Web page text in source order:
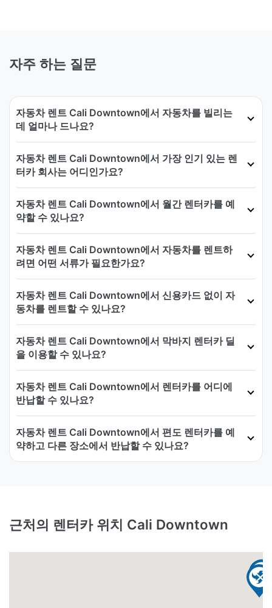
자주 하는 질문
자동차 렌트 Cali Downtown에서 자동차를 빌리는
데 얼마나 드나요?
자동차 렌트 Cali Downtown에서 가장 인기 있는 렌
터카 회사는 어디인가요?
자동차 렌트 Cali Downtown에서 월간 렌터카를 예
약할 수 있나요?
자동차 렌트 Cali Downtown에서 자동차를 렌트하
려면 어떤 서류가 필요한가요?
자동차 렌트 Cali Downtown에서 신용카드 없이 자
동차를 렌트할 수 있나요?
자동차 렌트 Cali Downtown에서 막바지 렌터카 딜
을 이용할 수 있나요?
자동차 렌트 Cali Downtown에서 렌터카를 어디에
반납할 수 있나요?
자동차 렌트 Cali Downtown에서 편도 렌터카를 예
약하고 다른 장소에서 반납할 수 있나요?
근처의 렌터카 위치 Cali Downtown